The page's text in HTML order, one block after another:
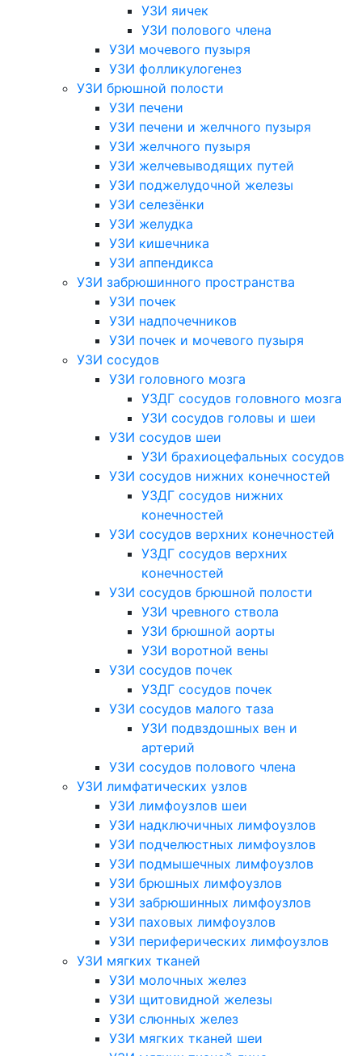
УЗИ яичек
УЗИ полового члена
УЗИ мочевого пузыря
УЗИ фолликулогенез
УЗИ брюшной полости
УЗИ печени
УЗИ печени и желчного пузыря
УЗИ желчного пузыря
УЗИ желчевыводящих путей
УЗИ поджелудочной железы
УЗИ селезёнки
УЗИ желудка
УЗИ кишечника
УЗИ аппендикса
УЗИ забрюшинного пространства
УЗИ почек
УЗИ надпочечников
УЗИ почек и мочевого пузыря
УЗИ сосудов
УЗИ головного мозга
УЗДГ сосудов головного мозга
УЗИ сосудов головы и шеи
УЗИ сосудов шеи
УЗИ брахиоцефальных сосудов
УЗИ сосудов нижних конечностей
УЗДГ сосудов нижних
конечностей
УЗИ сосудов верхних конечностей
УЗДГ сосудов верхних
конечностей
УЗИ сосудов брюшной полости
УЗИ чревного ствола
УЗИ брюшной аорты
УЗИ воротной вены
УЗИ сосудов почек
УЗДГ сосудов почек
УЗИ сосудов малого таза
УЗИ подвздошных вен и
артерий
УЗИ сосудов полового члена
УЗИ лимфатических узлов
УЗИ лимфоузлов шеи
УЗИ надключичных лимфоузлов
УЗИ подчелюстных лимфоузлов
УЗИ подмышечных лимфоузлов
УЗИ брюшных лимфоузлов
УЗИ забрюшинных лимфоузлов
УЗИ паховых лимфоузлов
УЗИ периферических лимфоузлов
УЗИ мягких тканей
УЗИ молочных желез
УЗИ щитовидной железы
УЗИ слюнных желез
УЗИ мягких тканей шеи